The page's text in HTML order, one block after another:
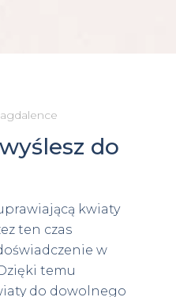
do
kwiaty
ten czas
w
temu
do dowolnego